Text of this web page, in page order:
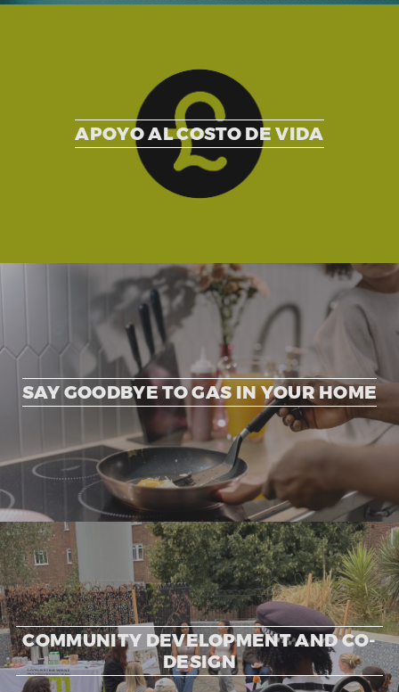
APOYO AL COSTO DE VIDA
SAY GOODBYE TO GAS IN YOUR HOME
COMMUNITY DEVELOPMENT AND CO-
DESIGN